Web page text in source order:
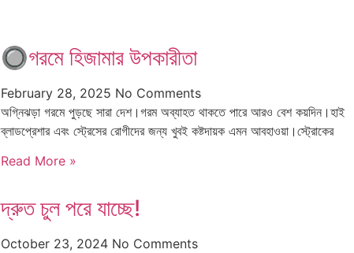
🔘গরমে হিজামার উপকারীতা
February 28, 2025 No Comments
অগ্নিঝড়া গরমে পুড়ছে সারা দেশ।গরম অব্যাহত থাকতে পারে আরও বেশ কয়দিন।হাই
ব্লাডপ্রেশার এবং স্ট্রেসের রোগীদের জন্য খুবই কষ্টদায়ক এমন আবহাওয়া।স্ট্রোকের
Read More »
দ্রুত চুল পরে যাচ্ছে!
October 23, 2024 No Comments